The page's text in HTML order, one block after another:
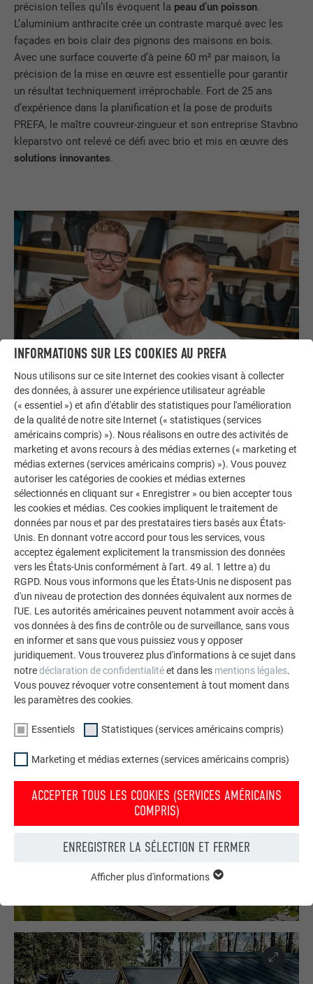
précision telles qu’ils évoquent la peau d’un poisson.
L’aluminium anthracite crée un contraste marqué avec les
façades en bois clair des pignons des maisons en bois.
Avec une surface couverte d’à peine 60 m² par maison, la
précision de la mise en œuvre est essentielle pour garantir
un résultat techniquement irréprochable. Fort de 25 ans
d’expérience dans la planification et la pose de produits
PREFA, le maître couvreur-zingueur et son entreprise Stavbno
kleparstvo ont relevé ce défi avec brio et mis en œuvre des
solutions innovantes.
UN TRAVAIL DE PRÉCISION, LOSANGE PAR
LOSANGE
Afin de préserver des arêtes apparentes sans habillage en
aluminium, les couvreurs-zingueurs ont développé un détail
constructif spécifique. Ils ont prolongé le revêtement
jusqu’au bardage du pignon, en y intégrant uneétroite rigole
servant à la fois de joint creux et d’évacuation des eaux
pluviales. Après avoir laissé un léger retrait, ils ont replié à
mi-hauteur les losanges de toiture et des façades latérales.
Le reste des surfaces a été couvert dans le prolongement de
la toiture, losange après losange. Un travail de précision qui
a manifestement porté ses fruits. Le projet du Natterer See
jouit aujourd’hui d’une reconnaissance internationale, tout
comme le savoir-faire artisanal qu’il met en valeur.
INFORMATIONS SUR LES COOKIES AU PREFA
Nous utilisons sur ce site Internet des cookies visant à collecter
des données, à assurer une expérience utilisateur agréable
(« essentiel ») et afin d'établir des statistiques pour l'amélioration
de la qualité de notre site Internet (« statistiques (services
américains compris) »). Nous réalisons en outre des activités de
marketing et avons recours à des médias externes (« marketing et
médias externes (services américains compris) »). Vous pouvez
autoriser les catégories de cookies et médias externes
sélectionnés en cliquant sur « Enregistrer » ou bien accepter tous
les cookies et médias. Ces cookies impliquent le traitement de
données par nous et par des prestataires tiers basés aux États-
Unis. En donnant votre accord pour tous les services, vous
acceptez également explicitement la transmission des données
vers les États-Unis conformément à l'art. 49 al. 1 lettre a) du
RGPD. Nous vous informons que les États-Unis ne disposent pas
d'un niveau de protection des données équivalent aux normes de
l'UE. Les autorités américaines peuvent notamment avoir accès à
vos données à des fins de contrôle ou de surveillance, sans vous
en informer et sans que vous puissiez vous y opposer
juridiquement. Vous trouverez plus d'informations à ce sujet dans
notredéclaration de confidentialitéet dans les mentions légales.
Vous pouvez révoquer votre consentement à tout moment dans
les paramètres des cookies.
Essentiels Statistiques (services américains compris)
Marketing et médias externes (services américains compris)
ACCEPTER TOUS LES COOKIES (SERVICES AMÉRICAINS
COMPRIS)
ENREGISTRER LA SÉLECTION ET FERMER
fonctions de base du site Internet. Ils garantissent que le site
NOM PHPSESSID
Afficher les informations relatives aux cookies
Afficher plus d'informations